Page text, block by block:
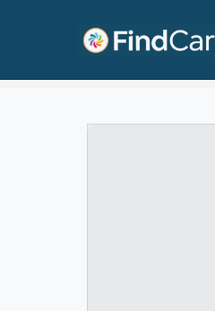
青梅福祉作業所